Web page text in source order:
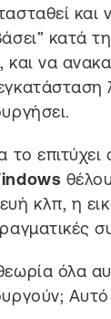
και
κατά
και να
το
κλπ, η
όλα